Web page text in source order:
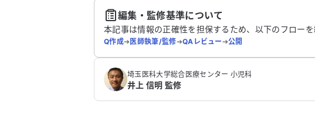
編集・監修基準について
本記事は情報の正確性を担保するため、以下のフローを
Q作成➔医師執筆/監修➔QAレビュー➔公開
埼玉医科大学総合医療センター 小児科
井上 信明 監修